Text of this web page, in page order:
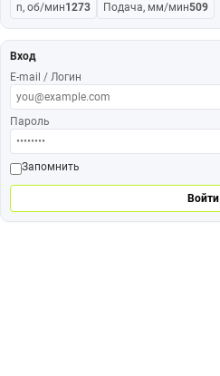
n, об/мин1273 Подача, мм/мин509
Вход
E-mail / Логин
Пароль
Запомнить
Войти